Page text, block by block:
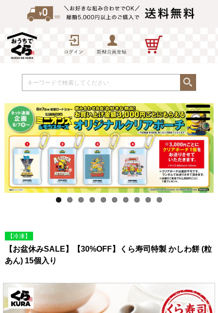
【冷凍】
【お盆休みSALE】【30%OFF】くら寿司特製 かしわ餅 (粒
あん) 15個入り